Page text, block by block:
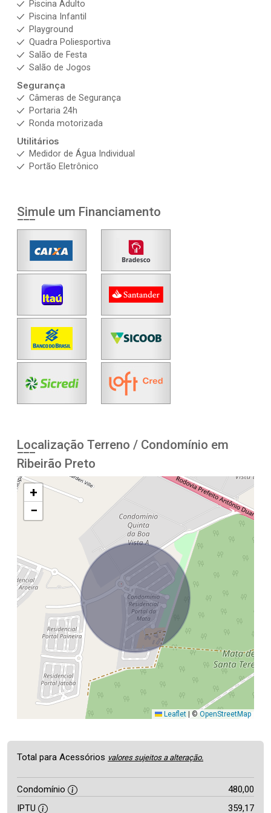
Piscina Adulto
Piscina Infantil
Playground
Quadra Poliesportiva
Salão de Festa
Salão de Jogos
Segurança
Câmeras de Segurança
Portaria 24h
Ronda motorizada
Utilitários
Medidor de Água Individual
Portão Eletrônico
Simule um Financiamento
Localização Terreno / Condomínio em
Ribeirão Preto
+
−
Leaflet © OpenStreetMap
Total para Acessórios valores sujeitos a alteração.
Condomínio
480,00
IPTU
359,17